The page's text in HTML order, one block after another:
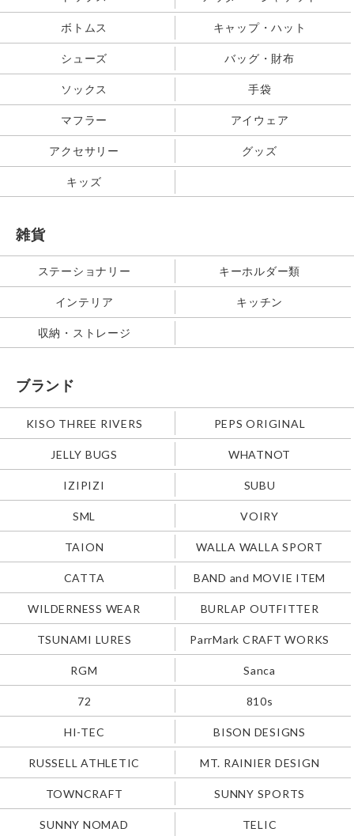
ボトムス キャップ・ハット
シューズ バッグ・財布
ソックス 手袋
マフラー アイウェア
アクセサリー グッズ
キッズ
雑貨
ステーショナリー キーホルダー類
インテリア キッチン
収納・ストレージ
ブランド
KISO THREE RIVERS PEPS ORIGINAL
JELLY BUGS WHATNOT
IZIPIZI SUBU
SML VOIRY
TAION WALLA WALLA SPORT
CATTA BAND and MOVIE ITEM
WILDERNESS WEAR BURLAP OUTFITTER
TSUNAMI LURES ParrMark CRAFT WORKS
RGM Sanca
72 810s
HI-TEC BISON DESIGNS
RUSSELL ATHLETIC MT. RAINIER DESIGN
TOWNCRAFT SUNNY SPORTS
SUNNY NOMAD TELIC